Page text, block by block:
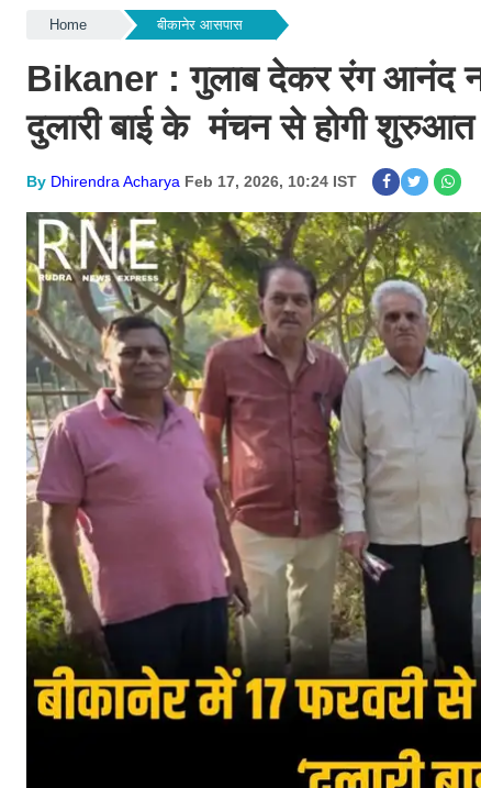
Home बीकानेर आसपास
Bikaner : गुलाब देकर रंग आनंद
दुलारी बाई के मंचन से होगी शुरुआत
By Dhirendra Acharya Feb 17, 2026, 10:24 IST